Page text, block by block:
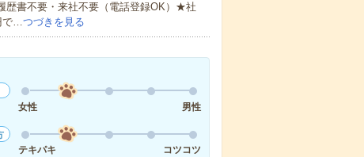
書不要・来社不要（電話登録OK）★社
で…つづきを見る
女性
男性
テキパキ
コツコツ